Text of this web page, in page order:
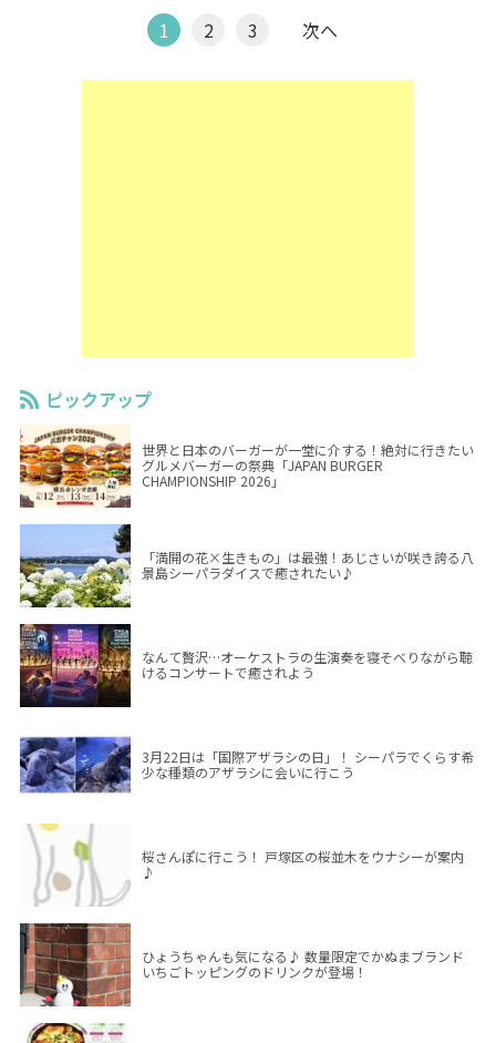
1 2 3 次へ
ピックアップ
世界と日本のバーガーが一堂に介する！絶対に行きたい
グルメバーガーの祭典「JAPAN BURGER
CHAMPIONSHIP 2026」
「満開の花×生きもの」は最強！あじさいが咲き誇る八
景島シーパラダイスで癒されたい♪
なんて贅沢…オーケストラの生演奏を寝そべりながら聴
けるコンサートで癒されよう
3月22日は「国際アザラシの日」！ シーパラでくらす希
少な種類のアザラシに会いに行こう
桜さんぽに行こう！ 戸塚区の桜並木をウナシーが案内
♪
ひょうちゃんも気になる♪ 数量限定でかぬまブランド
いちごトッピングのドリンクが登場！